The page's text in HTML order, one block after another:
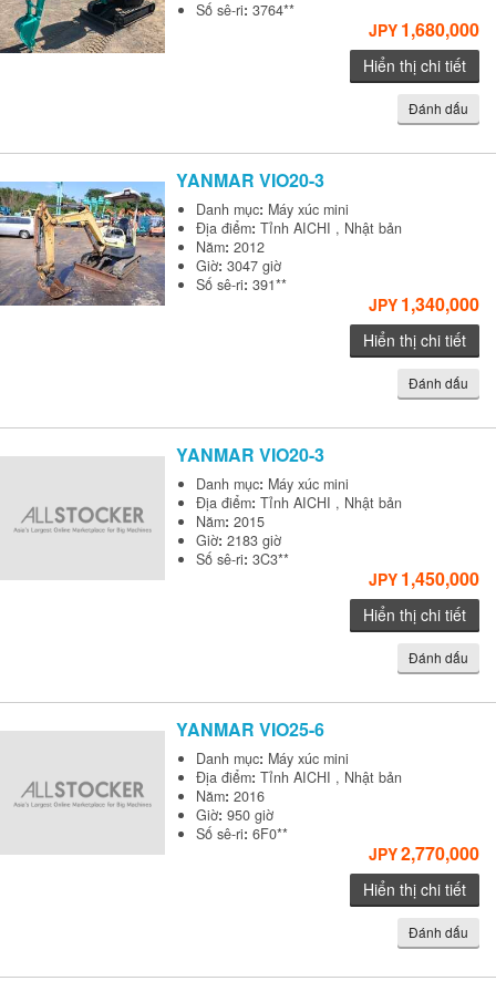
Số sê-ri:3764**
JPY 1,680,000
Hiển thị chi tiết
Đánh dấu
YANMARVIO20-3
Danh mục: Máy xúc mini
Địa điểm:Tỉnh AICHI , Nhật bản
Năm:2012
Giờ:3047 giờ
Số sê-ri:391**
JPY 1,340,000
Hiển thị chi tiết
Đánh dấu
YANMARVIO20-3
Danh mục: Máy xúc mini
Địa điểm:Tỉnh AICHI , Nhật bản
Năm:2015
Giờ:2183 giờ
Số sê-ri:3C3**
JPY 1,450,000
Hiển thị chi tiết
Đánh dấu
YANMARVIO25-6
Danh mục: Máy xúc mini
Địa điểm:Tỉnh AICHI , Nhật bản
Năm:2016
Giờ:950 giờ
Số sê-ri:6F0**
JPY2,770,000
Hiển thị chi tiết
Đánh dấu